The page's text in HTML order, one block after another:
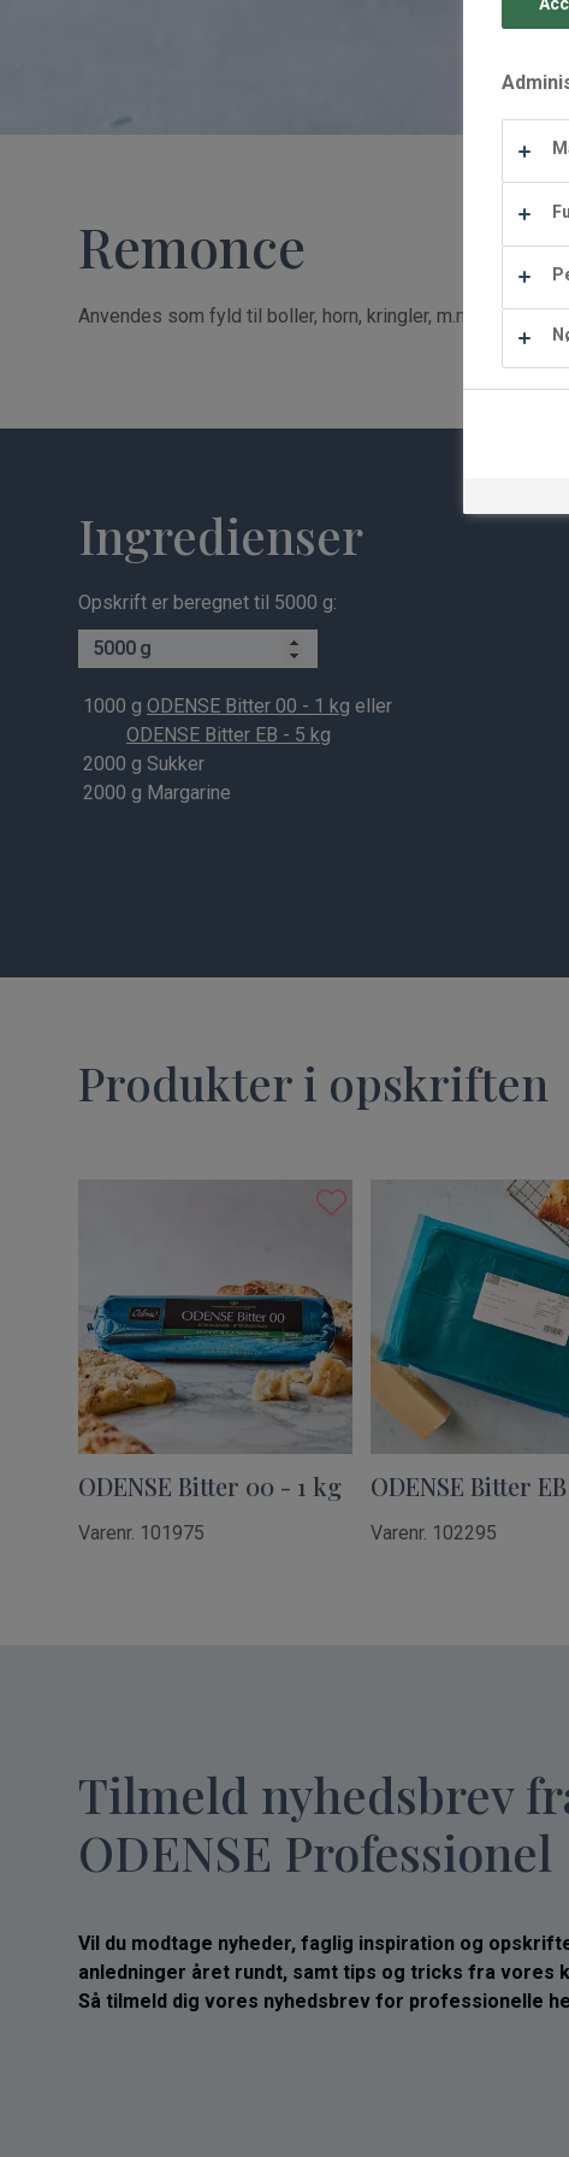
Remonce
Anvendes som fyld til boller, horn, kringler, m.m.
Ingredienser
Opskrift er beregnet til 5000 g:
g
1000 g ODENSE Bitter 00 - 1 kg eller
ODENSE Bitter EB - 5 kg
2000 g Sukker
2000 g Margarine
Produkter i opskriften
ODENSE Bitter 00 - 1 kg
Varenr. 101975
ODENSE Bitter
Varenr. 102295
Tilmeld nyhedsbrev
ODENSE Professionel
Vil du modtage nyheder, faglig inspiration og
anledninger året rundt, samt tips og tricks fra vores
Så tilmeld dig vores nyhedsbrev for professionelle